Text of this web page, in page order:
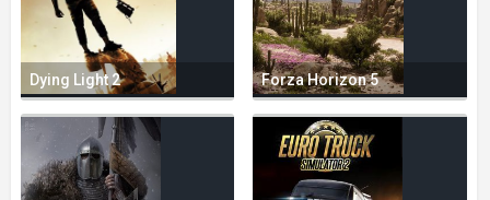
Dying Light 2 Forza Horizon 5